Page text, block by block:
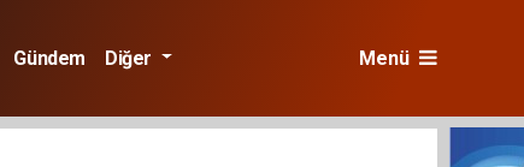
Gündem Diğer Menü